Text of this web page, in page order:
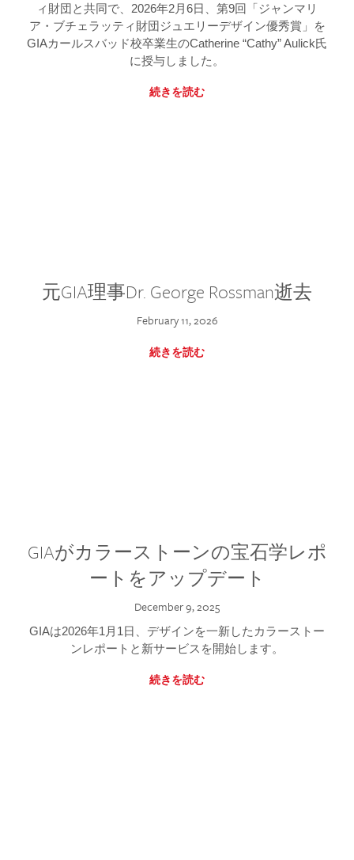
ィ財団と共同で、2026年2月6日、第9回「ジャンマリ
ア・ブチェラッティ財団ジュエリーデザイン優秀賞」を
GIAカールスバッド校卒業生のCatherine “Cathy” Aulick氏
に授与しました。
続きを読む
元GIA理事Dr. George Rossman逝去
February 11, 2026
続きを読む
GIAがカラーストーンの宝石学レポ
ートをアップデート
December 9, 2025
GIAは2026年1月1日、デザインを一新したカラーストー
ンレポートと新サービスを開始します。
続きを読む